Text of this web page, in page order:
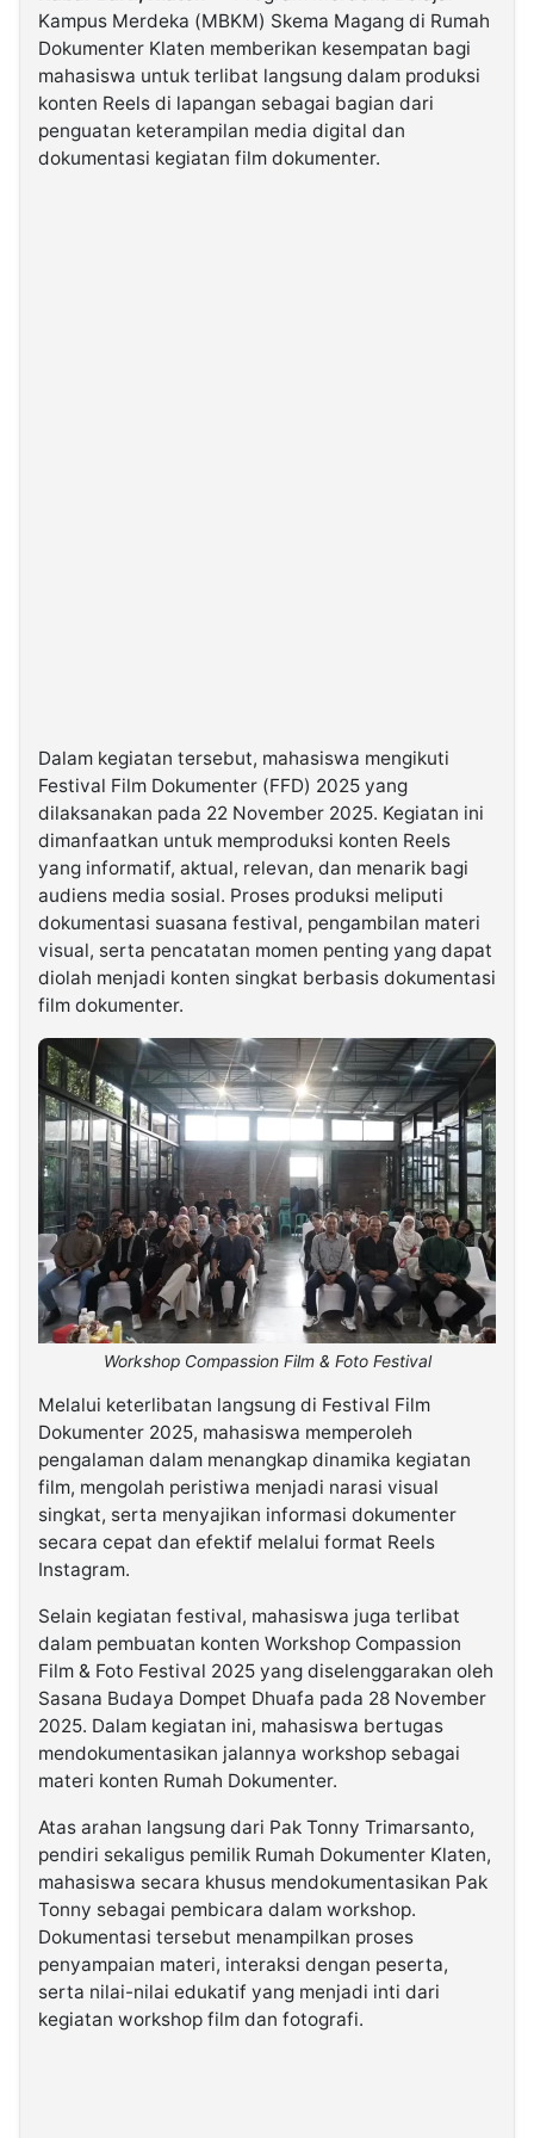
Kabarbaru.co
2026
Kampus Merdeka (MBKM) Skema Magang di Rumah
Dokumenter Klaten memberikan kesempatan bagi
mahasiswa untuk terlibat langsung dalam produksi
konten Reels di lapangan sebagai bagian dari
penguatan keterampilan media digital dan
dokumentasi kegiatan film dokumenter.
Dalam kegiatan tersebut, mahasiswa mengikuti
Festival Film Dokumenter (FFD) 2025 yang
dilaksanakan pada 22 November 2025. Kegiatan ini
dimanfaatkan untuk memproduksi konten Reels
yang informatif, aktual, relevan, dan menarik bagi
audiens media sosial. Proses produksi meliputi
dokumentasi suasana festival, pengambilan materi
visual, serta pencatatan momen penting yang dapat
diolah menjadi konten singkat berbasis dokumentasi
film dokumenter.
Workshop Compassion Film & Foto Festival
Melalui keterlibatan langsung di Festival Film
Dokumenter 2025, mahasiswa memperoleh
pengalaman dalam menangkap dinamika kegiatan
film, mengolah peristiwa menjadi narasi visual
singkat, serta menyajikan informasi dokumenter
secara cepat dan efektif melalui format Reels
Instagram.
Selain kegiatan festival, mahasiswa juga terlibat
dalam pembuatan konten Workshop Compassion
Film & Foto Festival 2025 yang diselenggarakan oleh
Sasana Budaya Dompet Dhuafa pada 28 November
2025. Dalam kegiatan ini, mahasiswa bertugas
mendokumentasikan jalannya workshop sebagai
materi konten Rumah Dokumenter.
Atas arahan langsung dari Pak Tonny Trimarsanto,
pendiri sekaligus pemilik Rumah Dokumenter Klaten,
mahasiswa secara khusus mendokumentasikan Pak
Tonny sebagai pembicara dalam workshop.
Dokumentasi tersebut menampilkan proses
penyampaian materi, interaksi dengan peserta,
serta nilai-nilai edukatif yang menjadi inti dari
kegiatan workshop film dan fotografi.